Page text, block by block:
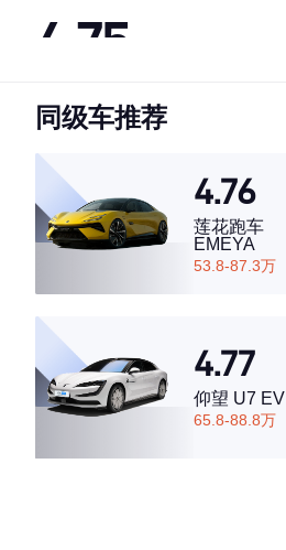
4.75
·外观表现较为优秀，优于85%同级车
·空间表现一般，低于71%同级车
同级车推荐
4.76
莲花跑车
EMEYA
53.8-87.3万
4.77
仰望 U7 EV
65.8-88.8万